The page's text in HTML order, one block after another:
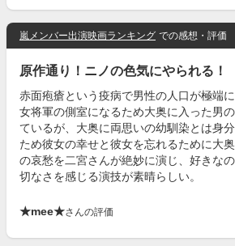
嵐メンバー出演映画ランキング での感想・評価
原作通り！ニノの色気にやられる！
赤面疱瘡という疫病で男性の人口が極端に
女将軍の側室になるため大奥に入った男
ているが、大奥に両思いの幼馴染とは身
ため彼女の幸せと彼女を忘れるために大
の哀愁を二宮さんが絶妙に演じ、好きな
切なさを感じる演技が素晴らしい。
★mee★さんの評価